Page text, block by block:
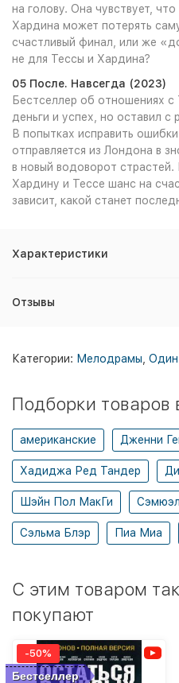
на голову. Она чувствует,
Хардина может потерять
счастливый финал, или же
не для Тессы и Хардина?
05 После. Навсегда (2023)
Бестселлер об отношениях
деньги и успех, но оставил
В попытках исправить
отправляется из Лондона в
в новый водоворот
Хардину и Тессе шанс на
зависит, какой станет
Характеристики
Отзывы
Категории: Мелодрамы Один
Подборки товаров
американские Дженни
Хадиджа Ред Тандер
Шэйн Пол МакГи
Сэльма Блэр Пиа Миа
C этим товаром
покупают
Бестселлер
-50%